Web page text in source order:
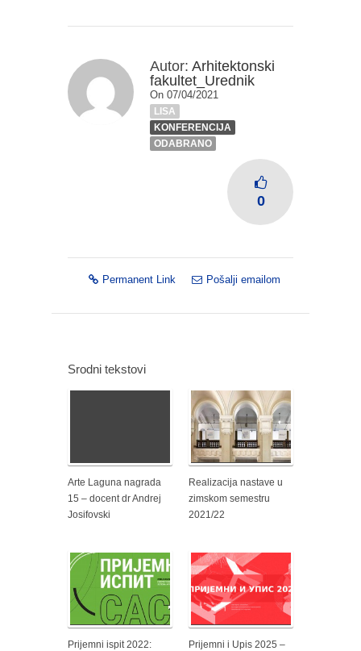
Autor: Arhitektonski
fakultet_Urednik
On 07/04/2021
LISA
KONFERENCIJA
ODABRANO
0
Permanent Link Pošalji emailom
Srodni tekstovi
Arte Laguna nagrada
15 – docent dr Andrej
Josifovski
Realizacija nastave u
zimskom semestru
2021/22
Prijemni ispit 2022:
Prijemni i Upis 2025 –